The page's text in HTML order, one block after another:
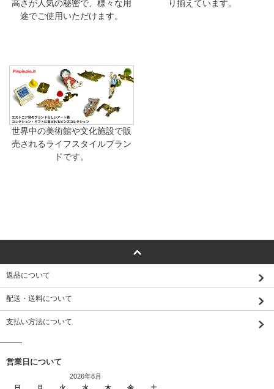
高さが人気の秘密で、様々な用
途でご使用いただけます。
り揃えています。
世界中の美術館や文化施設で販
売されるライフスタイルブラン
ドです。
返品について
配送・送料について
支払い方法について
営業日について
2026年8月